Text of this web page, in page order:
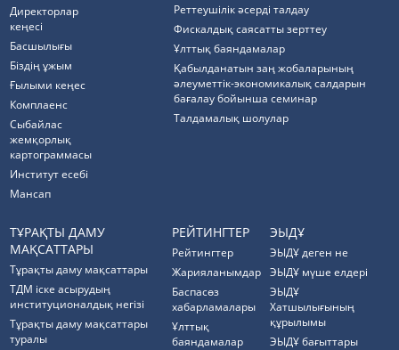
Директорлар
кеңесі
Басшылығы
Біздің ұжым
Ғылыми кеңес
Комплаенс
Cыбайлас
жемқорлық
картограммасы
Институт есебі
Мансап
Реттеушілік әсерді талдау
Фискалдық саясатты зерттеу
Ұлттық баяндамалар
Қабылданатын заң жобаларының
әлеуметтік-экономикалық салдарын
бағалау бойынша семинар
Талдамалық шолулар
ТҰРАҚТЫ ДАМУ
МАҚСАТТАРЫ
Тұрақты даму мақсаттары
ТДМ іске асырудың
институционалдық негізі
Тұрақты даму мақсаттары
туралы
РЕЙТИНГТЕР
Рейтингтер
Жарияланымдар
Баспасөз
хабарламалары
Ұлттық
баяндамалар
ЭЫДҰ
ЭЫДҰ деген не
ЭЫДҰ мүше елдері
ЭЫДҰ
Хатшылығының
құрылымы
ЭЫДҰ бағыттары